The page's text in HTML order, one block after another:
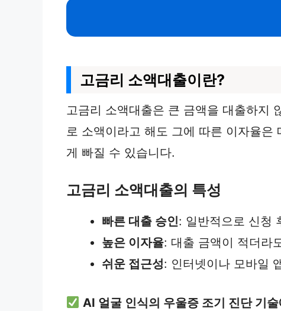
고금리 소액대출이란?
고금리 소액대출은 큰 금액을 대출하지
로 소액이라고 해도 그에 따른 이자율
게 빠질 수 있습니다.
고금리 소액대출의 특성
빠른 대출 승인: 일반적으로 신청
높은 이자율: 대출 금액이 적더라
쉬운 접근성: 인터넷이나 모바일
AI 얼굴 인식의 우울증 조기 진단 기